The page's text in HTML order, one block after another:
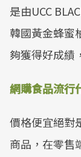
是由UCC
韓國黃金蜂蜜
夠獲得好成績
網購食品流行
價格便宜絕對
商品，在零售